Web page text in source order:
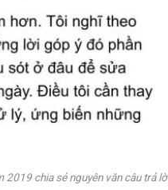
2019 chia sẻ nguyên văn câu trả